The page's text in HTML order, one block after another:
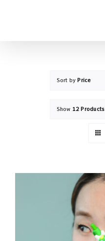
Sort byPrice
Show 12 Products